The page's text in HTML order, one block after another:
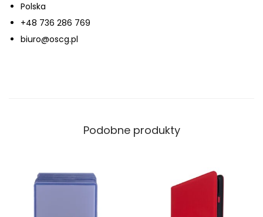
l
Polska
+48 736 286 769
biuro@oscg.pl
Podobne produkty